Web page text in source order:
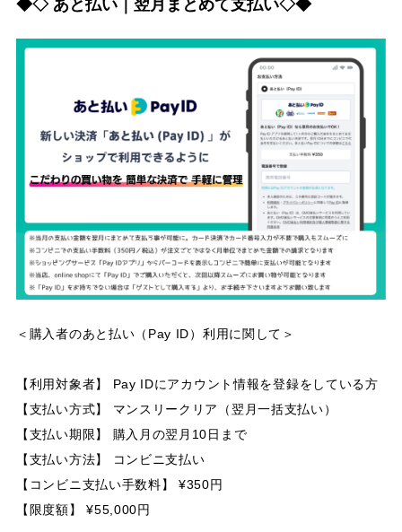
◆◇ あと払い｜翌月まとめて支払い◇◆
＜購入者のあと払い（Pay ID）利用に関して＞
【利用対象者】 Pay IDにアカウント情報を登録をしている方
【支払い方式】 マンスリークリア（翌月一括支払い）
【支払い期限】 購入月の翌月10日まで
【支払い方法】 コンビニ支払い
【コンビニ支払い手数料】 ¥350円
【限度額】 ¥55,000円